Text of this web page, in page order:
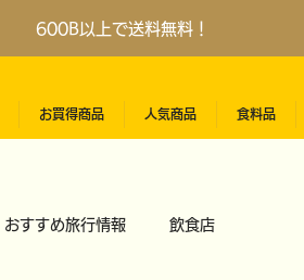
600B以上で送料無料！
お買得商品 人気商品 食料品
おすすめ旅行情報 飲食店